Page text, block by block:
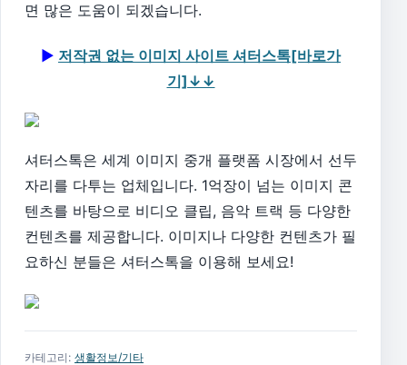
면 많은 도움이 되겠습니다.
▶ 저작권 없는 이미지 사이트 셔터스톡[바로가
기]↓↓
셔터스톡은 세계 이미지 중개 플랫폼 시장에서 선두
자리를 다투는 업체입니다. 1억장이 넘는 이미지 콘
텐츠를 바탕으로 비디오 클립, 음악 트랙 등 다양한
컨텐츠를 제공합니다. 이미지나 다양한 컨텐츠가 필
요하신 분들은 셔터스톡을 이용해 보세요!
카테고리: 생활정보/기타